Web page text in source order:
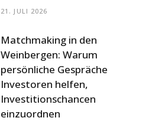
21. JULI 2026
Matchmaking in den
Weinbergen: Warum
persönliche Gespräche
Investoren helfen,
Investitionschancen
einzuordnen